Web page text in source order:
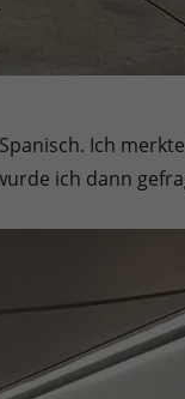
Ich
ich dann